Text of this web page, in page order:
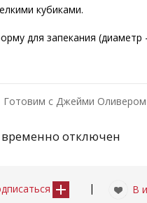
кубиками.
для запекания
Готовим с Джейми Оливером
отключен
| В